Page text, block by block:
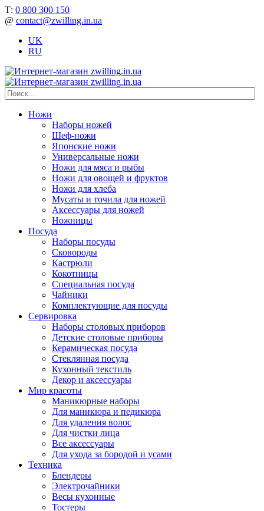
Т: 0 800 300 150
@ contact@zwilling.in.ua
UK
RU
Ножи
Наборы ножей
Шеф-ножи
Японские ножи
Универсальные ножи
Ножи для мяса и рыбы
Ножи для овощей и фруктов
Ножи для хлеба
Мусаты и точила для ножей
Аксессуары для ножей
Ножницы
Посуда
Наборы посуды
Сковороды
Кастрюли
Кокотницы
Специальная посуда
Чайники
Комплектующие для посуды
Сервировка
Наборы столовых приборов
Детские столовые приборы
Керамическая посуда
Стеклянная посуда
Кухонный текстиль
Декор и аксессуары
Мир красоты
Маникюрные наборы
Для маникюра и педикюра
Для удаления волос
Для чистки лица
Все аксессуары
Для ухода за бородой и усами
Техника
Блендеры
Электрочайники
Весы кухонные
Тостеры